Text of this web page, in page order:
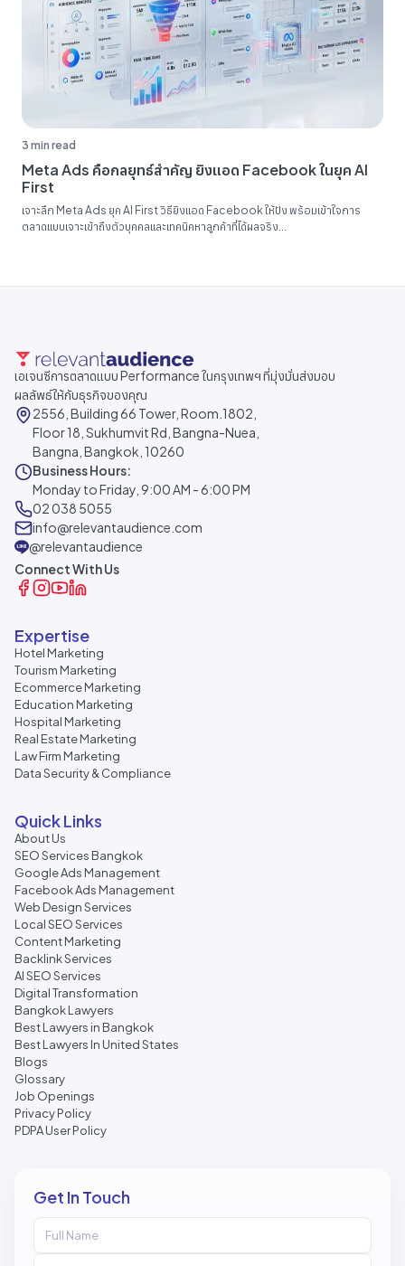
3 min read
Meta Ads คือกลยุทธ์สำคัญ ยิงแอด Facebook ในยุค AI
First
เจาะลึก Meta Ads ยุค AI First วิธียิงแอด Facebook ให้ปัง พร้อมเข้าใจการ
ตลาดแบบเจาะเข้าถึงตัวบุคคลและเทคนิคหาลูกค้าที่ได้ผลจริง...
เอเจนซีการตลาดแบบ Performance ในกรุงเทพฯ ที่มุ่งมั่นส่งมอบ
ผลลัพธ์ให้กับธุรกิจของคุณ
2556, Building 66 Tower, Room.1802,
Floor 18, Sukhumvit Rd, Bangna-Nuea,
Bangna, Bangkok, 10260
Business Hours:
Monday to Friday, 9:00 AM - 6:00 PM
02 038 5055
info@relevantaudience.com
@relevantaudience
Connect With Us
Expertise
Hotel Marketing
Tourism Marketing
Ecommerce Marketing
Education Marketing
Hospital Marketing
Real Estate Marketing
Law Firm Marketing
Data Security & Compliance
Quick Links
About Us
SEO Services Bangkok
Google Ads Management
Facebook Ads Management
Web Design Services
Local SEO Services
Content Marketing
Backlink Services
AI SEO Services
Digital Transformation
Bangkok Lawyers
Best Lawyers in Bangkok
Best Lawyers In United States
Blogs
Glossary
Job Openings
Privacy Policy
PDPA User Policy
Get In Touch